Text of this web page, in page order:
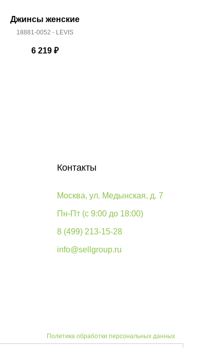
Джинсы женские
18881-0052 - LEVIS
6 219₽
Контакты
Москва, ул. Медынская, д. 7
Пн-Пт (с 9:00 до 18:00)
8 (499) 213-15-28
info@sellgroup.ru
Политика обработки персональных данных